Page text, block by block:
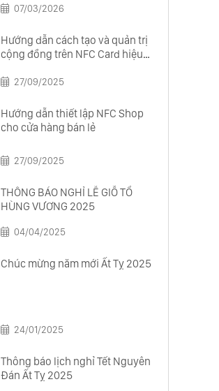
07/03/2026
Hướng dẫn cách tạo và quản trị
cộng đồng trên NFC Card hiệu
27/09/2025
Hướng dẫn thiết lập NFC Shop
cho cửa hàng bán lẻ
27/09/2025
THÔNG BÁO NGHỈ LỄ GIỖ TỔ
HÙNG VƯƠNG 2025
04/04/2025
Chúc mừng năm mới Ất Tỵ 2025
24/01/2025
Thông báo lịch nghỉ Tết Nguyên
Đán Ất Tỵ 2025